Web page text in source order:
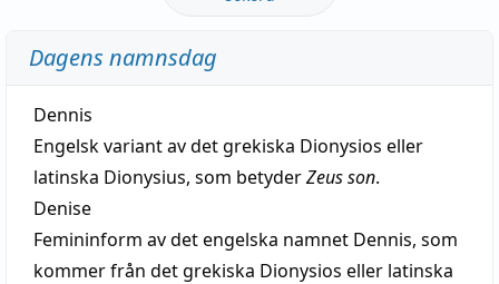
Dagens namnsdag
Dennis
Engelsk variant av det grekiska Dionysios eller
latinska Dionysius, som betyderZeus son.
Denise
Femininform av det engelska namnet Dennis, som
kommer från det grekiska Dionysios eller latinska